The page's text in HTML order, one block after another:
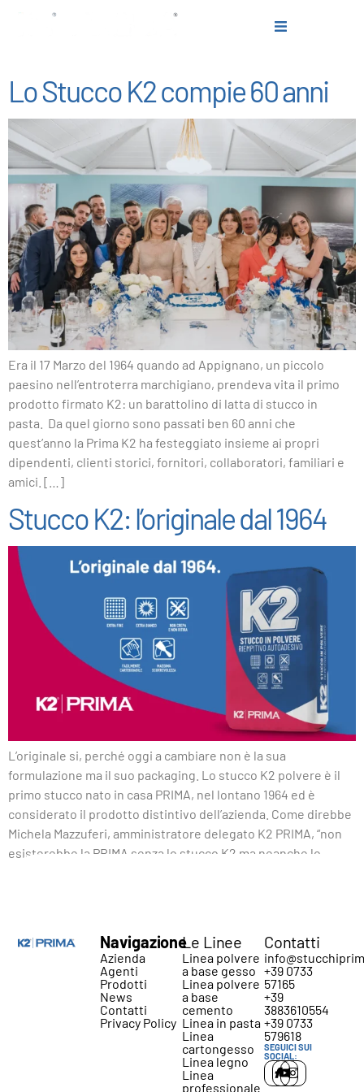
Lo Stucco K2 compie 60 anni
Era il 17 Marzo del 1964 quando ad Appignano, un piccolo
paesino nell’entroterra marchigiano, prendeva vita il primo
prodotto firmato K2: un barattolino di latta di stucco in
pasta. Da quel giorno sono passati ben 60 anni che
quest’anno la Prima K2 ha festeggiato insieme ai propri
dipendenti, clienti storici, fornitori, collaboratori, familiari e
amici. […]
Stucco K2: l’originale dal 1964
L’originale si, perché oggi a cambiare non è la sua
formulazione ma il suo packaging. Lo stucco K2 polvere è il
primo stucco nato in casa PRIMA, nel lontano 1964 ed è
considerato il prodotto distintivo dell’azienda. Come direbbe
Michela Mazzuferi, amministratore delegato K2 PRIMA, “non
esisterebbe la PRIMA senza lo stucco K2 ma neanche lo
Navigazione
Azienda
Agenti
Prodotti
News
Contatti
Privacy Policy
Le Linee
Linea polvere
a base gesso
Linea polvere
a base
cemento
Linea in pasta
Linea
cartongesso
Linea legno
Linea
professionale
Contatti
+39 0733
57165
+39
3883610554
+39 0733
579618
SEGUICI SUI
SOCIAL: